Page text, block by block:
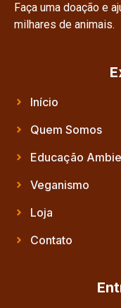
Faça uma doação e
milhares de animais.
Início
Quem Somos
Educação
Veganismo
Loja
Contato